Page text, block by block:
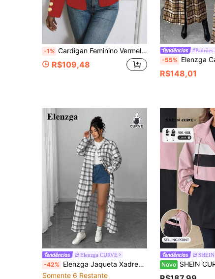
-1% Cardigan Feminino Vermelho Plus Size Elegante e Fashion com Decoração de Botões e Manga Longa
R$109,48
#Padrões
-55% Elenzga Casaco Longo Casual Vintage de Mulheres Plus Size com
R$148,01
Elenzga CURVE
-42% Elenzga Jaqueta Xadrez Solta de Botão Único Casual de Plus Size para Mulheres
Somente 6 Restante
Novo SHEIN CURVE+ Jaqueta Plus Size Feminina com